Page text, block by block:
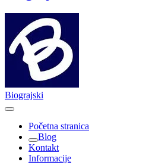
Biograjski
Početna stranica
Blog
Kontakt
Informacije